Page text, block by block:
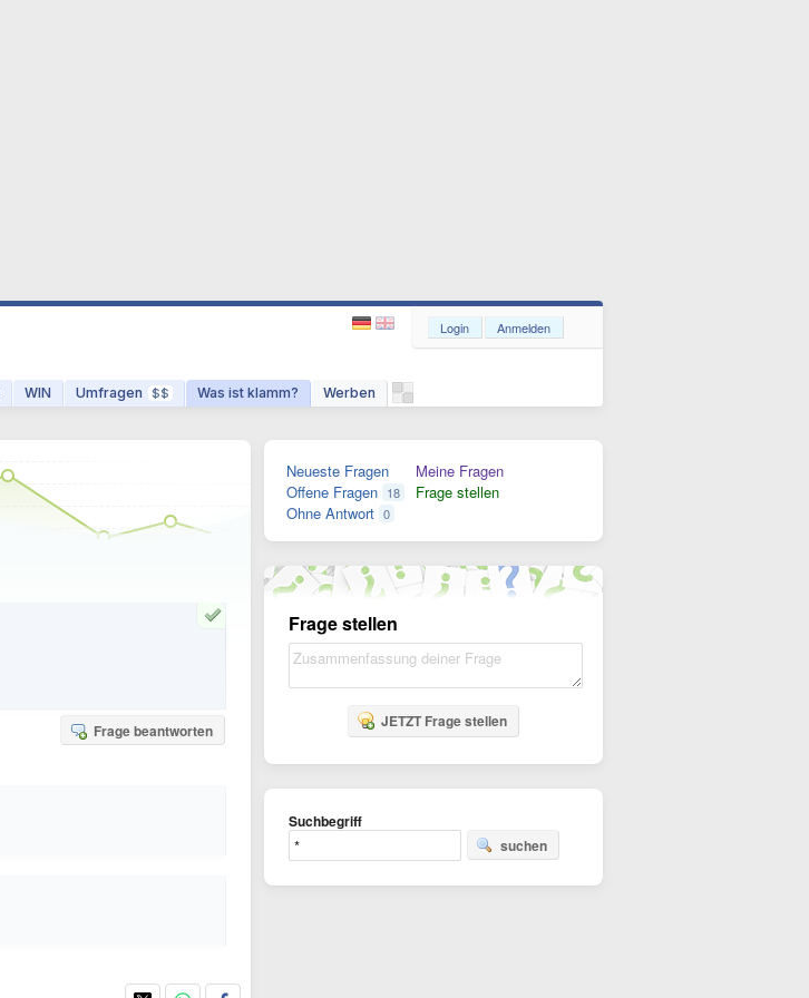
WIN Umfragen $$ Was ist klamm? Werben
Login Anmelden
Frage beantworten
Neueste Fragen
Offene Fragen 18
Ohne Antwort 0
Meine Fragen
Frage stellen
Frage stellen
JETZT Frage stellen
Suchbegriff
suchen